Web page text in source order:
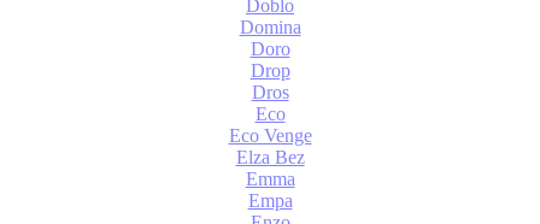
Doblo
Domina
Doro
Drop
Dros
Eco
Eco Venge
Elza Bez
Emma
Empa